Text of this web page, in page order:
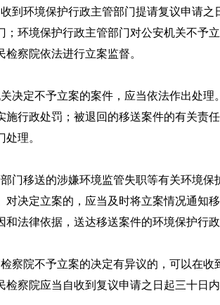
环境保护行政主管部门提请复议申请之
环境保护行政主管部门对公安机关不予
察院依法进行立案监督。
定不予立案的案件，应当依法作出处理
行政处罚；被退回的移送案件的有关责
理。
移送的涉嫌环境监管失职等有关环境保
决定立案的，应当及时将立案情况通知
法律依据，送达移送案件的环境保护行
院不予立案的决定有异议的，可以在收
察院应当自收到复议申请之日起三十日内